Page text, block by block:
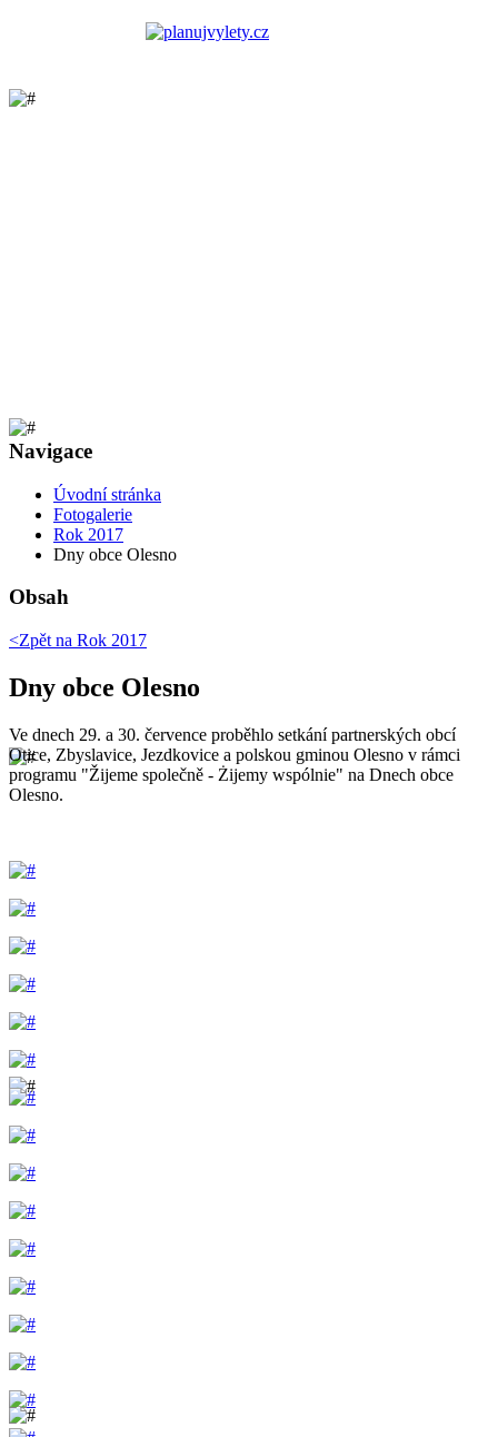
Navigace
Úvodní stránka
Fotogalerie
Rok 2017
Dny obce Olesno
Obsah
<Zpět na Rok 2017
Dny obce Olesno
Ve dnech 29. a 30. července proběhlo setkání partnerských obcí
Otice, Zbyslavice, Jezdkovice a polskou gminou Olesno v rámci
programu "Žijeme společně - Żijemy wspólnie" na Dnech obce
Olesno.